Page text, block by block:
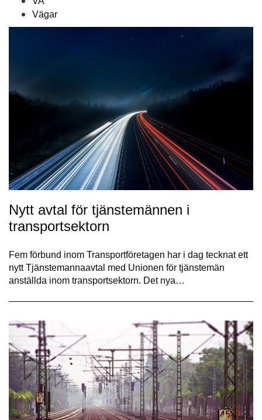
Vägar
Nytt avtal för tjänstemännen i
transportsektorn
Fem förbund inom Transportföretagen har i dag tecknat ett
nytt Tjänstemannaavtal med Unionen för tjänstemän
anställda inom transportsektorn. Det nya…